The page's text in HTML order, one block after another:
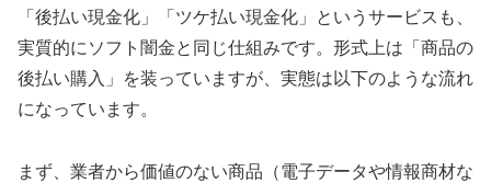
「後払い現金化」「ツケ払い現金化」というサービスも、
実質的にソフト闇金と同じ仕組みです。形式上は「商品の
後払い購入」を装っていますが、実態は以下のような流れ
になっています。
まず、業者から価値のない商品（電子データや情報商材な